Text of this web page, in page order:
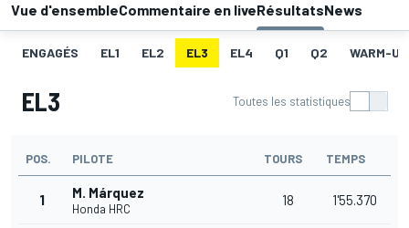
Vue d'ensembleCommentaire en liveRésultatsNews
ENGAGÉS EL1 EL2 EL3 EL4 Q1 Q2 WARM-UP
EL3 Toutes les statistiques
POS. PILOTE TOURS TEMPS
1 M. Márquez
Honda HRC
18 1'55.370